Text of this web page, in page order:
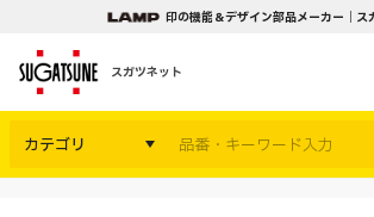
印の機能＆デザイン部品メーカー｜ス
スガツネット
カテゴリ